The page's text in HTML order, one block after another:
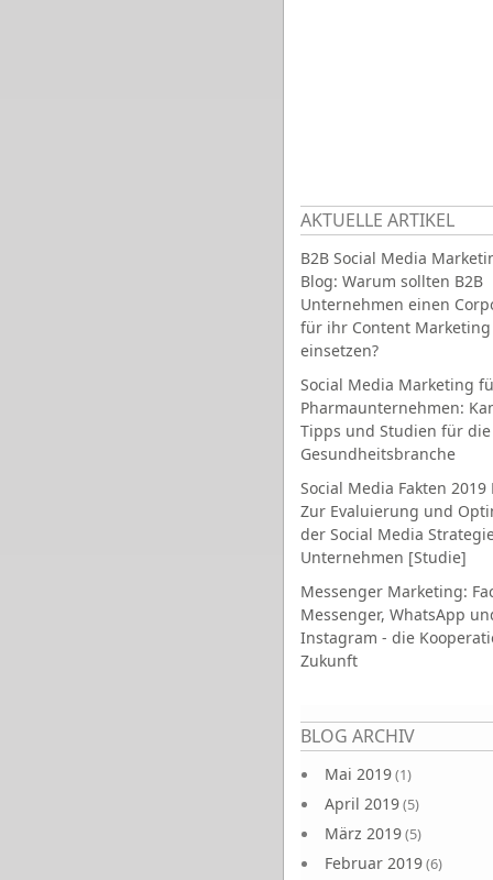
AKTUELLE ARTIKEL
B2B Social Media
Blog: Warum sollten B2B
Unternehmen einen
für ihr Content Marketing
einsetzen?
Social Media Marketing
Pharmaunternehmen:
Tipps und Studien für die
Gesundheitsbranche
Social Media Fakten 2019
Zur Evaluierung und
der Social Media
Unternehmen [Studie]
Messenger Marketing:
Messenger, WhatsApp
Instagram - die
Zukunft
BLOG ARCHIV
Mai 2019(1)
April 2019(5)
März 2019(5)
Februar 2019(6)
Seiten